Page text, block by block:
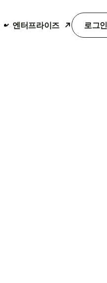
엔터프라이즈 로그인